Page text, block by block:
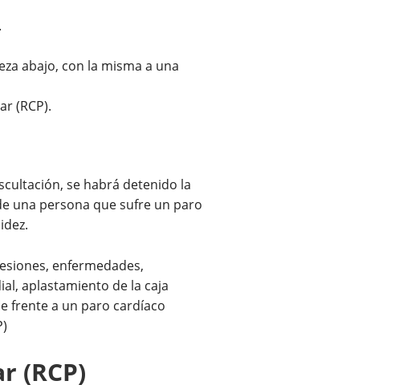
abajo, con la misma a una
(RCP).
se habrá detenido la
una persona que sufre un paro
enfermedades,
aplastamiento de la caja
frente a un paro cardíaco
(RCP)